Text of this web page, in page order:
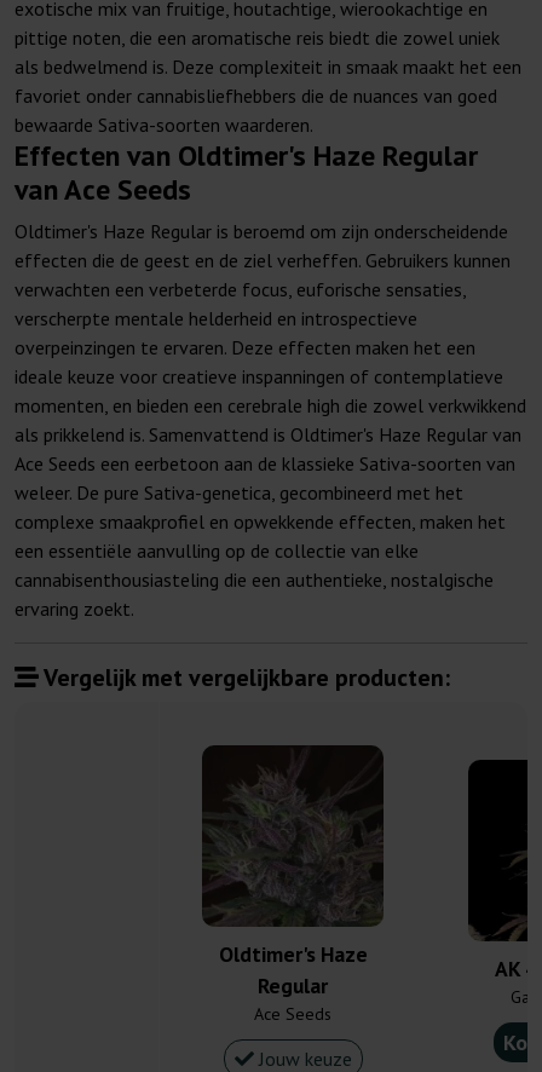
exotische mix van fruitige, houtachtige, wierookachtige en
pittige noten, die een aromatische reis biedt die zowel uniek
als bedwelmend is. Deze complexiteit in smaak maakt het een
favoriet onder cannabisliefhebbers die de nuances van goed
bewaarde Sativa-soorten waarderen.
Effecten van Oldtimer's Haze Regular
van Ace Seeds
Oldtimer's Haze Regular is beroemd om zijn onderscheidende
effecten die de geest en de ziel verheffen. Gebruikers kunnen
verwachten een verbeterde focus, euforische sensaties,
verscherpte mentale helderheid en introspectieve
overpeinzingen te ervaren. Deze effecten maken het een
ideale keuze voor creatieve inspanningen of contemplatieve
momenten, en bieden een cerebrale high die zowel verkwikkend
als prikkelend is. Samenvattend is Oldtimer's Haze Regular van
Ace Seeds een eerbetoon aan de klassieke Sativa-soorten van
weleer. De pure Sativa-genetica, gecombineerd met het
complexe smaakprofiel en opwekkende effecten, maken het
een essentiële aanvulling op de collectie van elke
cannabisenthousiasteling die een authentieke, nostalgische
ervaring zoekt.
Vergelijk met vergelijkbare producten:
Oldtimer's Haze
Regular
Ace Seeds
Jouw keuze
AK